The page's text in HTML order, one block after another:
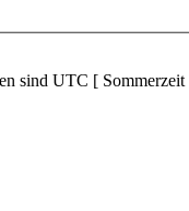
sind UTC [ Sommerzeit